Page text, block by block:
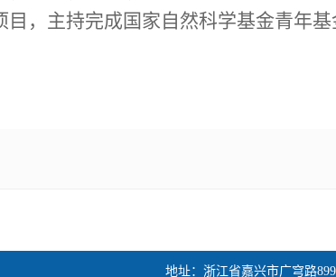
目，主持完成国家自然科学基金青年
地址：浙江省嘉兴市广穹路